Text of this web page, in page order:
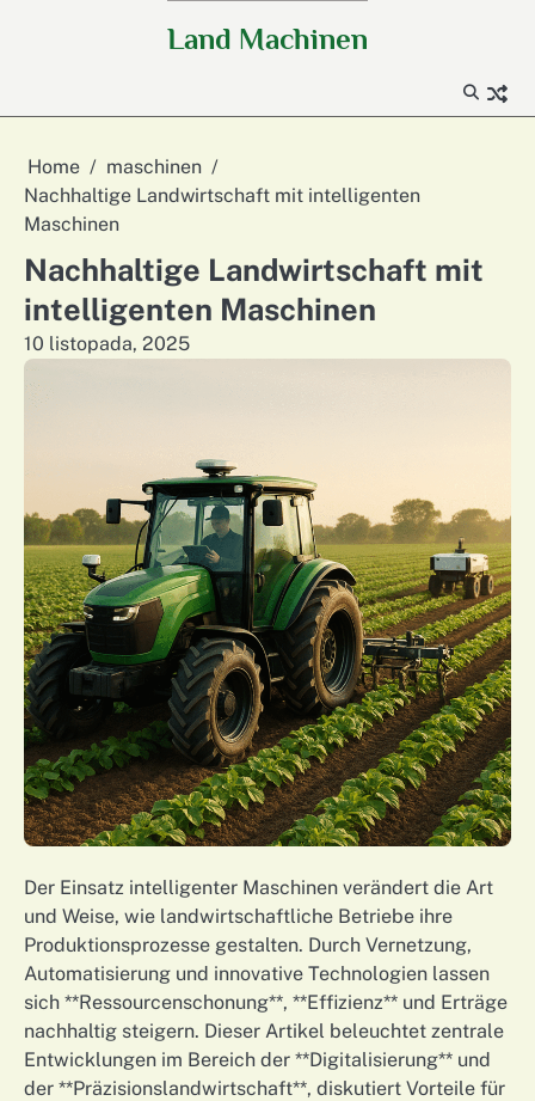
Land Machinen
Home
maschinen
Nachhaltige Landwirtschaft mit intelligenten
Maschinen
Nachhaltige Landwirtschaft mit
intelligenten Maschinen
10 listopada, 2025
Der Einsatz intelligenter Maschinen verändert die Art
und Weise, wie landwirtschaftliche Betriebe ihre
Produktionsprozesse gestalten. Durch Vernetzung,
Automatisierung und innovative Technologien lassen
sich **Ressourcenschonung**, **Effizienz** und Erträge
nachhaltig steigern. Dieser Artikel beleuchtet zentrale
Entwicklungen im Bereich der **Digitalisierung** und
der **Präzisionslandwirtschaft**, diskutiert Vorteile für